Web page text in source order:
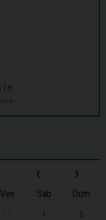
‹ ›
Ven Sab Dom
1 2